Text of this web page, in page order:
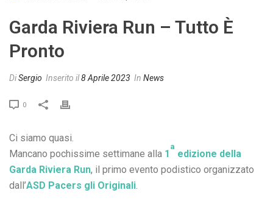
Garda Riviera Run – Tutto È
Pronto
DiSergio Inserito il8 Aprile 2023 In News
0
Ci siamo quasi.
Mancano pochissime settimane alla 1
a
edizione della
Garda Riviera Run, il primo evento podistico organizzato
dall’ASD Pacers gli Originali